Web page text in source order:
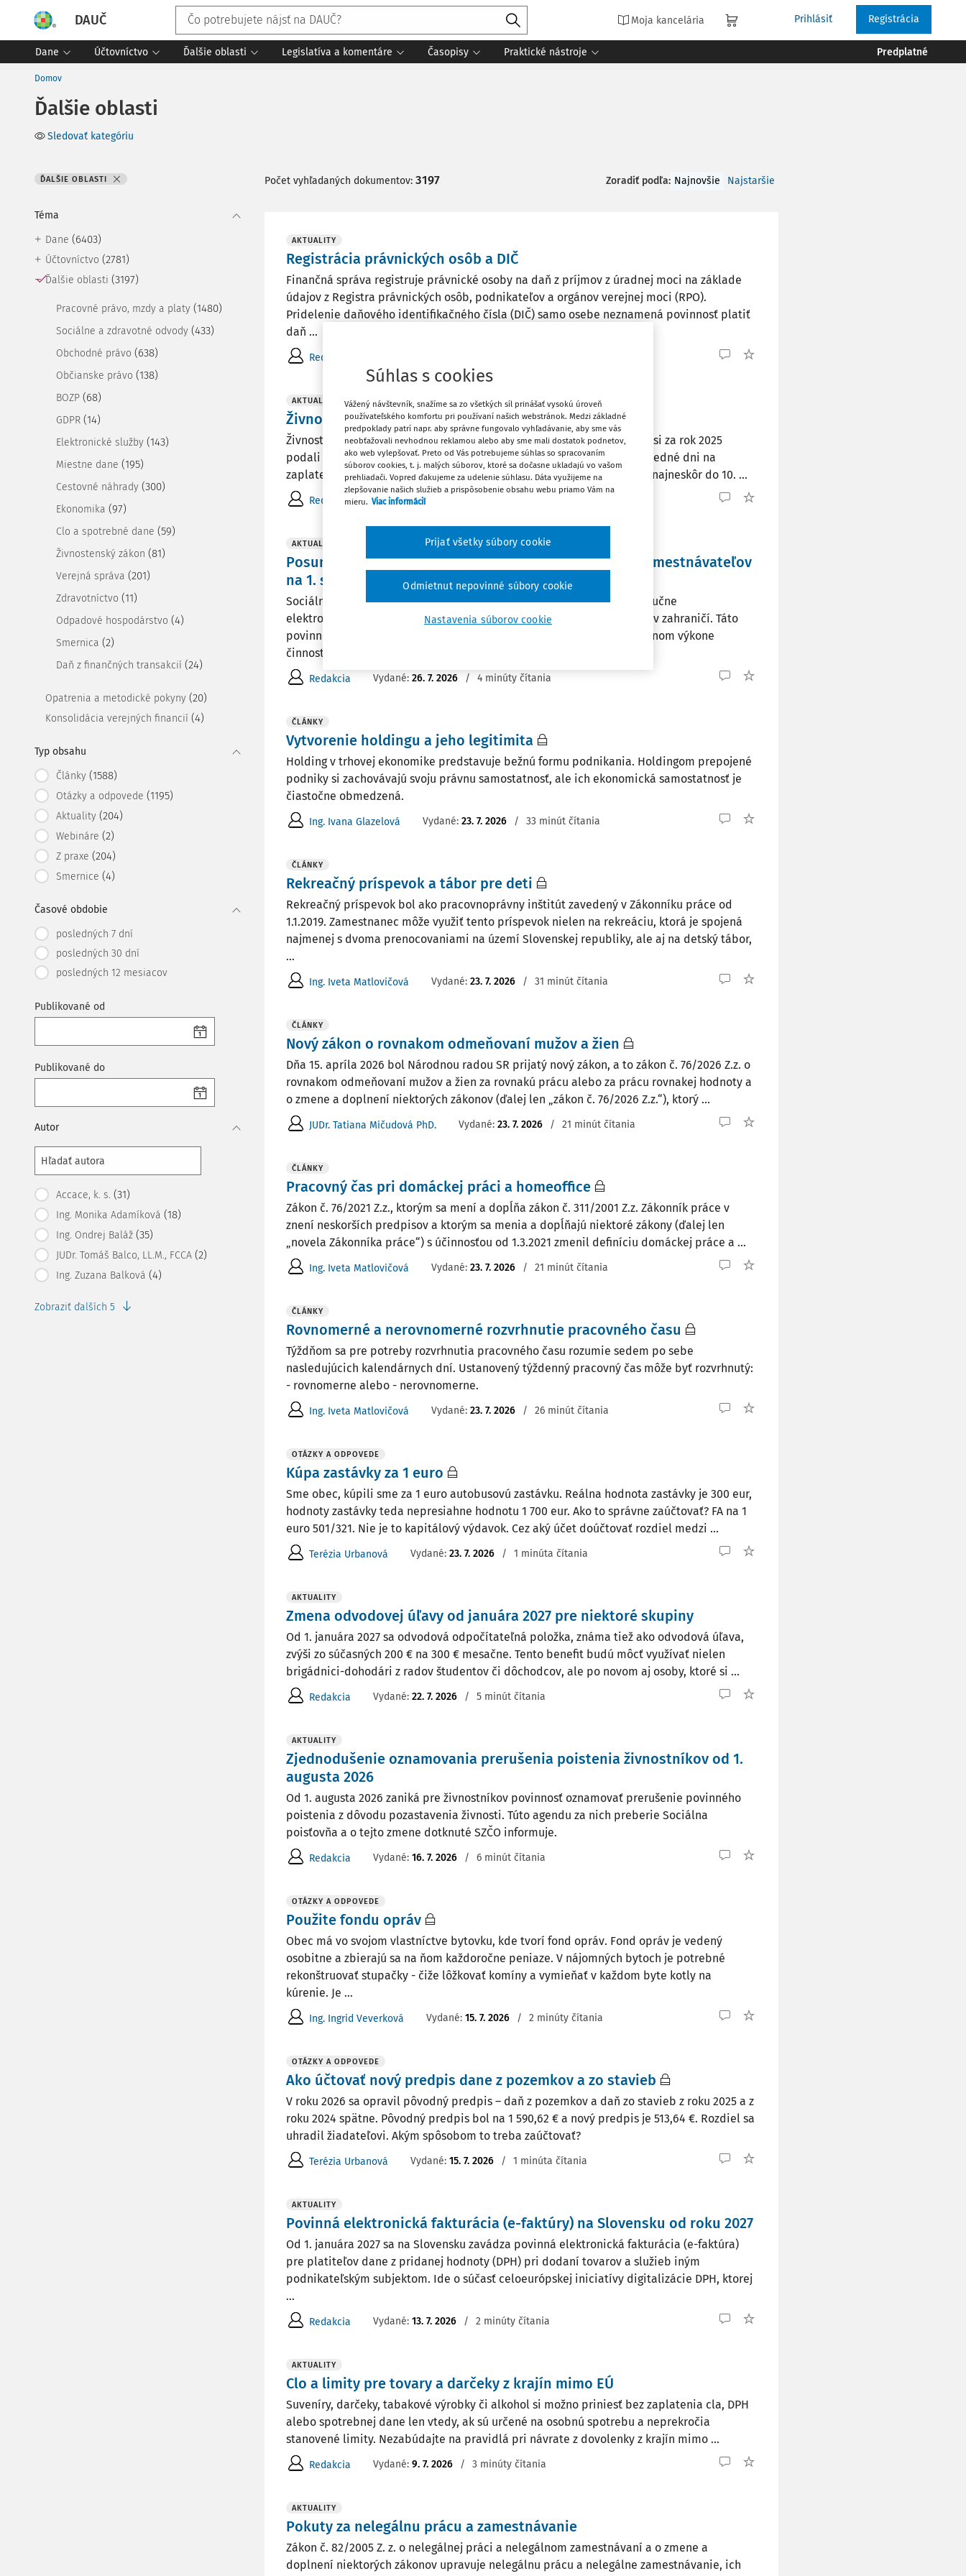
DAUČ Moja kancelária Prihlásiť Registrácia
Dane Účtovníctvo Ďalšie oblasti Legislatíva a komentáre Časopisy Praktické nástroje Predplatné
Domov
Ďalšie oblasti
Sledovať kategóriu
ĎALŠIE OBLASTI
Téma
Dane (6403)
Účtovníctvo (2781)
Ďalšie oblasti (3197)
Pracovné právo, mzdy a platy (1480)
Sociálne a zdravotné odvody (433)
Obchodné právo (638)
Občianske právo (138)
BOZP (68)
GDPR (14)
Elektronické služby (143)
Miestne dane (195)
Cestovné náhrady (300)
Ekonomika (97)
Clo a spotrebné dane (59)
Živnostenský zákon (81)
Verejná správa (201)
Zdravotníctvo (11)
Odpadové hospodárstvo (4)
Smernica (2)
Daň z finančných transakcií (24)
Opatrenia a metodické pokyny (20)
Konsolidácia verejných financií (4)
Typ obsahu
Články (1588)
Otázky a odpovede (1195)
Aktuality (204)
Webináre (2)
Z praxe (204)
Smernice (4)
Časové obdobie
posledných 7 dní
posledných 30 dní
posledných 12 mesiacov
Publikované od
Publikované do
Autor
Accace, k. s. (31)
Ing. Monika Adamíková (18)
Ing. Ondrej Baláž (35)
JUDr. Tomáš Balco, LL.M., FCCA (2)
Ing. Zuzana Balková (4)
Zobraziť ďalších 5
Počet vyhľadaných dokumentov: 3197 Zoradiť podľa: Najnovšie Najstaršie
AKTUALITY
Registrácia právnických osôb a DIČ
Finančná správa registruje právnické osoby na daň z príjmov z úradnej moci na základe
údajov z Registra právnických osôb, podnikateľov a orgánov verejnej moci (RPO).
Pridelenie daňového identifikačného čísla (DIČ) samo osebe neznamená povinnosť platiť
daň ...
Redakcia
AKTUALITY
Živnostníci a SZČO - pozor na novú výšku poistného!
Živnostníci a ostatné samostatne zárobkovo činné osoby (SZČO), ktoré si za rok 2025
podali daňové priznanie v riadnej lehote do 31. marca 2026, majú posledné dni na
zaplatenie poistného v novej výške. Poistné za júl 2026 musia zaplatiť najneskôr do 10. ...
Redakcia Vydané:2. 8. 2026
AKTUALITY
Posun termínu povinnej elektronickej žiadosti PD A1 zamestnávateľov
na 1. september 2026
Sociálna poisťovňa upozorňuje zamestnávateľov na posun termínu výlučne
elektronického spôsobu podávania žiadostí o formulár PD A1 pri práci v zahraničí. Táto
povinnosť pri vysielaní zamestnancov na prácu v zahraničí a pri súbežnom výkone
činnosti v dvoch ...
Redakcia Vydané: 26. 7. 2026 / 4 minúty čítania
ČLÁNKY
Vytvorenie holdingu a jeho legitimita
Holding v trhovej ekonomike predstavuje bežnú formu podnikania. Holdingom prepojené
podniky si zachovávajú svoju právnu samostatnosť, ale ich ekonomická samostatnosť je
čiastočne obmedzená.
Ing. Ivana Glazelová Vydané: 23. 7. 2026 / 33 minút čítania
ČLÁNKY
Rekreačný príspevok a tábor pre deti
Rekreačný príspevok bol ako pracovnoprávny inštitút zavedený v Zákonníku práce od
1.1.2019. Zamestnanec môže využiť tento príspevok nielen na rekreáciu, ktorá je spojená
najmenej s dvoma prenocovaniami na území Slovenskej republiky, ale aj na detský tábor,
...
Ing. Iveta Matlovičová Vydané: 23. 7. 2026 / 31 minút čítania
ČLÁNKY
Nový zákon o rovnakom odmeňovaní mužov a žien
Dňa 15. apríla 2026 bol Národnou radou SR prijatý nový zákon, a to zákon č. 76/2026 Z.z. o
rovnakom odmeňovaní mužov a žien za rovnakú prácu alebo za prácu rovnakej hodnoty a
o zmene a doplnení niektorých zákonov (ďalej len „zákon č. 76/2026 Z.z.“), ktorý ...
JUDr. Tatiana Mičudová PhD. Vydané: 23. 7. 2026 / 21 minút čítania
ČLÁNKY
Pracovný čas pri domáckej práci a homeoffice
Zákon č. 76/2021 Z.z., ktorým sa mení a dopĺňa zákon č. 311/2001 Z.z. Zákonník práce v
znení neskorších predpisov a ktorým sa menia a dopĺňajú niektoré zákony (ďalej len
„novela Zákonníka práce“) s účinnosťou od 1.3.2021 zmenil definíciu domáckej práce a ...
Ing. Iveta Matlovičová Vydané: 23. 7. 2026 / 21 minút čítania
ČLÁNKY
Rovnomerné a nerovnomerné rozvrhnutie pracovného času
Týždňom sa pre potreby rozvrhnutia pracovného času rozumie sedem po sebe
nasledujúcich kalendárnych dní. Ustanovený týždenný pracovný čas môže byť rozvrhnutý:
- rovnomerne alebo - nerovnomerne.
Ing. Iveta Matlovičová Vydané: 23. 7. 2026 / 26 minút čítania
OTÁZKY A ODPOVEDE
Kúpa zastávky za 1 euro
Sme obec, kúpili sme za 1 euro autobusovú zastávku. Reálna hodnota zastávky je 300 eur,
hodnoty zastávky teda nepresiahne hodnotu 1 700 eur. Ako to správne zaúčtovať? FA na 1
euro 501/321. Nie je to kapitálový výdavok. Cez aký účet doúčtovať rozdiel medzi ...
Terézia Urbanová Vydané: 23. 7. 2026 / 1 minúta čítania
AKTUALITY
Zmena odvodovej úľavy od januára 2027 pre niektoré skupiny
Od 1. januára 2027 sa odvodová odpočítateľná položka, známa tiež ako odvodová úľava,
zvýši zo súčasných 200 € na 300 € mesačne. Tento benefit budú môcť využívať nielen
brigádnici-dohodári z radov študentov či dôchodcov, ale po novom aj osoby, ktoré si ...
Redakcia Vydané: 22. 7. 2026 / 5 minút čítania
AKTUALITY
Zjednodušenie oznamovania prerušenia poistenia živnostníkov od 1.
augusta 2026
Od 1. augusta 2026 zaniká pre živnostníkov povinnosť oznamovať prerušenie povinného
poistenia z dôvodu pozastavenia živnosti. Túto agendu za nich preberie Sociálna
poisťovňa a o tejto zmene dotknuté SZČO informuje.
Redakcia Vydané: 16. 7. 2026 / 6 minút čítania
OTÁZKY A ODPOVEDE
Použite fondu opráv
Obec má vo svojom vlastníctve bytovku, kde tvorí fond opráv. Fond opráv je vedený
osobitne a zbierajú sa na ňom každoročne peniaze. V nájomných bytoch je potrebné
rekonštruovať stupačky - čiže lôžkovať komíny a vymieňať v každom byte kotly na
kúrenie. Je ...
Ing. Ingrid Veverková Vydané: 15. 7. 2026 / 2 minúty čítania
OTÁZKY A ODPOVEDE
Ako účtovať nový predpis dane z pozemkov a zo stavieb
V roku 2026 sa opravil pôvodný predpis – daň z pozemkov a daň zo stavieb z roku 2025 a z
roku 2024 spätne. Pôvodný predpis bol na 1 590,62 € a nový predpis je 513,64 €. Rozdiel sa
uhradil žiadateľovi. Akým spôsobom to treba zaúčtovať?
Terézia Urbanová Vydané: 15. 7. 2026 / 1 minúta čítania
AKTUALITY
Povinná elektronická fakturácia (e-faktúry) na Slovensku od roku 2027
Od 1. januára 2027 sa na Slovensku zavádza povinná elektronická fakturácia (e-faktúra)
pre platiteľov dane z pridanej hodnoty (DPH) pri dodaní tovarov a služieb iným
podnikateľským subjektom. Ide o súčasť celoeurópskej iniciatívy digitalizácie DPH, ktorej
...
Redakcia Vydané: 13. 7. 2026 / 2 minúty čítania
AKTUALITY
Clo a limity pre tovary a darčeky z krajín mimo EÚ
Suveníry, darčeky, tabakové výrobky či alkohol si možno priniesť bez zaplatenia cla, DPH
alebo spotrebnej dane len vtedy, ak sú určené na osobnú spotrebu a neprekročia
stanovené limity. Nezabúdajte na pravidlá pri návrate z dovolenky z krajín mimo ...
Redakcia Vydané: 9. 7. 2026 / 3 minúty čítania
AKTUALITY
Pokuty za nelegálnu prácu a zamestnávanie
Zákon č. 82/2005 Z. z. o nelegálnej práci a nelegálnom zamestnávaní a o zmene a
doplnení niektorých zákonov upravuje nelegálnu prácu a nelegálne zamestnávanie, ich
Súhlas s cookies
Vážený návštevník, snažíme sa zo všetkých síl prinášať vysokú úroveň
používateľského komfortu pri používaní našich webstránok. Medzi základné
predpoklady patrí napr. aby správne fungovalo vyhľadávanie, aby sme vás
neobťažovali nevhodnou reklamou alebo aby sme mali dostatok podnetov,
ako web vylepšovať. Preto od Vás potrebujeme súhlas so spracovaním
súborov cookies, t. j. malých súborov, ktoré sa dočasne ukladajú vo vašom
prehliadači. Vopred ďakujeme za udelenie súhlasu. Dáta využijeme na
zlepšovanie našich služieb a prispôsobenie obsahu webu priamo Vám na
mieru. Viac informácií
Nastavenia súborov cookie
Odmietnut nepovinné súbory cookie
Prijať všetky súbory cookie